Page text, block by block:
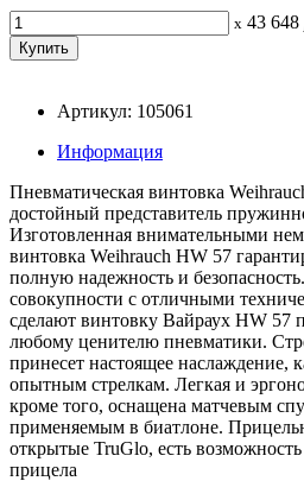
x 43 648
Артикул: 105061
Информация
Пневматическая винтовка
достойный представитель
Изготовленная внимательными
винтовка Weihrauch HW 57
полную надежность и
совокупности с отличными
сделают винтовку Вайраух HW 57
любому ценителю пневматики.
принесет настоящее наслаждение,
опытным стрелкам. Легкая и
кроме того, оснащена матчевым
применяемым в биатлоне.
открытые TruGlo, есть
прицела